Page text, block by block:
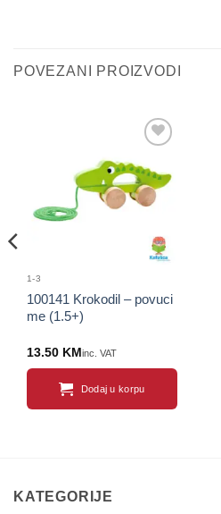
POVEZANI PROIZVODI
proizvod
1-3
100141 Krokodil – povuci
me (1.5+)
13.50 KM inc. VAT
Dodaj u korpu
KATEGORIJE